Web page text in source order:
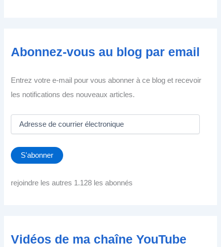
Abonnez-vous au blog par email
Entrez votre e-mail pour vous abonner à ce blog et recevoir
les notifications des nouveaux articles.
e
s
d
r
S'abonner
rejoindre les autres 1.128 les abonnés
Vidéos de ma chaîne YouTube